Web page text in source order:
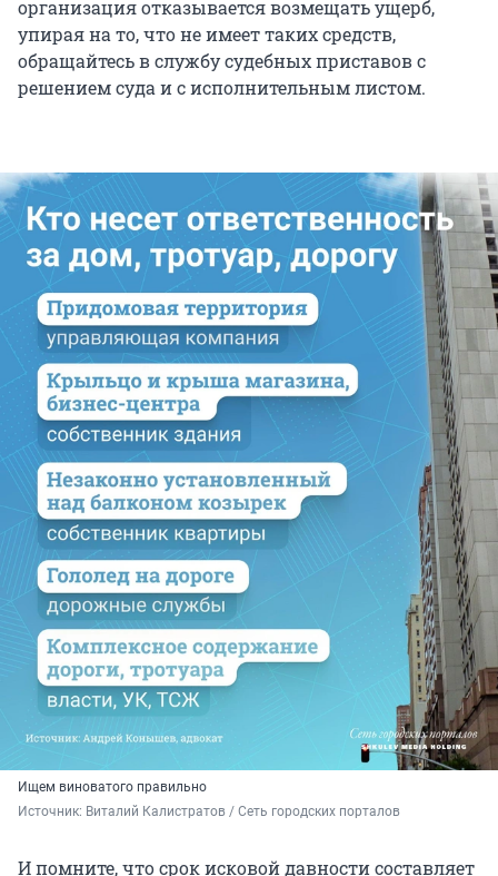
организация отказывается возмещать ущерб,
упирая на то, что не имеет таких средств,
обращайтесь в службу судебных приставов с
решением суда и с исполнительным листом.
Ищем виноватого правильно
Источник: Виталий Калистратов / Сеть городских порталов
И помните, что срок исковой давности составляет